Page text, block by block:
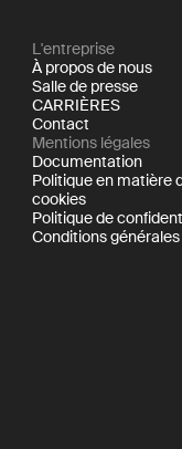
L'entreprise
À propos de nous
Salle de presse
CARRIÈRES
Contact
Mentions légales
Documentation
Politique en matière
cookies
Politique de
Conditions générales